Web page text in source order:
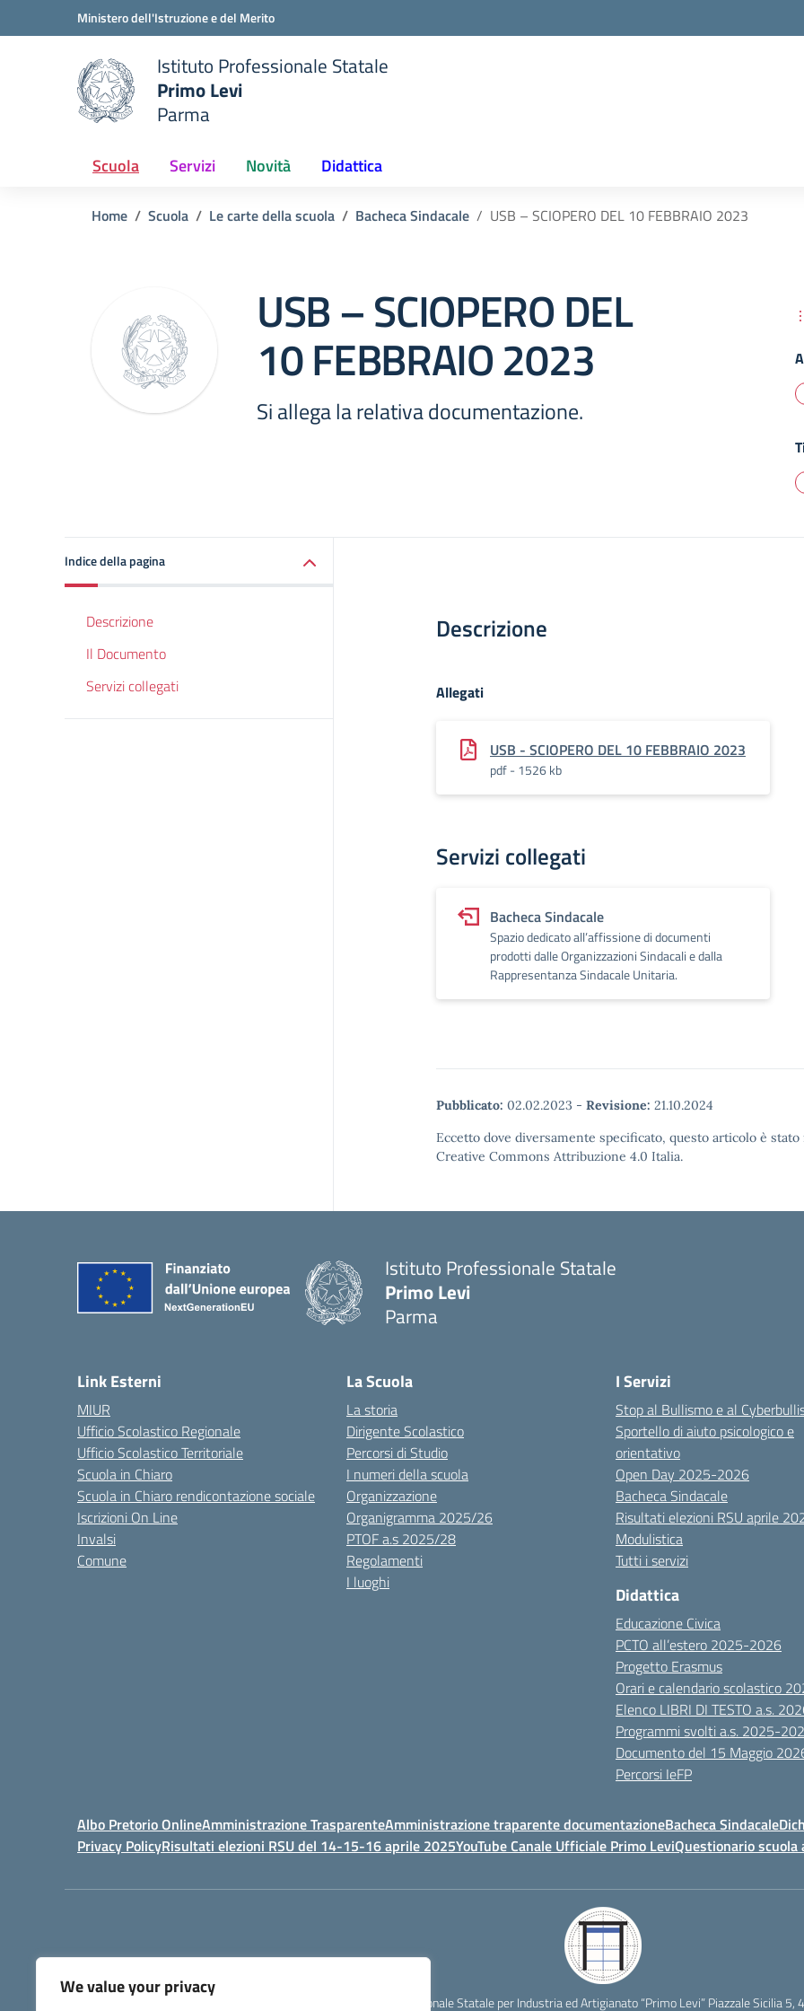
We value your privacy
Vai ai contenuti
Vai al menu di navigazioneMinistero dell'Istruzione e del Merito
scuola
Istituto Professionale Statale
Primo Levi
Parma
Scuola Servizi Novità Didattica
Home Scuola Le carte della scuola Bacheca Sindacale USB – SCIOPERO DEL 10 FEBBRAIO 2023
USB – SCIOPERO DEL
10 FEBBRAIO 2023
Si allega la relativa documentazione.
Indice della pagina
Descrizione
Il Documento
Servizi collegati
Descrizione
Allegati
USB - SCIOPERO DEL 10 FEBBRAIO 2023
pdf - 1526 kb
Servizi collegati
Bacheca Sindacale
Spazio dedicato all’affissione di documenti
prodotti dalle Organizzazioni Sindacali e dalla
Rappresentanza Sindacale Unitaria.
Pubblicato: 02.02.2023 - Revisione: 21.10.2024
Eccetto dove diversamente specificato, questo articolo è
Creative Commons Attribuzione 4.0 Italia.
Istituto Professionale Statale
Primo Levi
Parma
Link Esterni
MIUR
Ufficio Scolastico Regionale
Ufficio Scolastico Territoriale
Scuola in Chiaro
Scuola in Chiaro rendicontazione sociale
Iscrizioni On Line
Invalsi
Comune
La Scuola
La storia
Dirigente Scolastico
Percorsi di Studio
I numeri della scuola
Organizzazione
Organigramma 2025/26
PTOF a.s 2025/28
Regolamenti
I luoghi
I Servizi
Stop al Bullismo e al
Sportello di aiuto psicologico e
orientativo
Open Day 2025-2026
Bacheca Sindacale
Risultati elezioni RSU aprile
Modulistica
Tutti i servizi
Didattica
Educazione Civica
PCTO all’estero 2025-2026
Progetto Erasmus
Orari e calendario scolastico
Elenco LIBRI DI TESTO a.s.
Programmi svolti a.s. 2025-
Documento del 15 Maggio
Percorsi IeFP
Albo Pretorio OnlineAmministrazione TrasparenteAmministrazione traparente documentazioneBacheca Sindacale
Privacy PolicyRisultati elezioni RSU del 14-15-16 aprile 2025YouTube Canale Ufficiale Primo LeviQuestionario scuola
IPSIA - Istituto Professionale Statale per Industria ed Artigianato “Primo Levi” Piazzale Sicilia 5,